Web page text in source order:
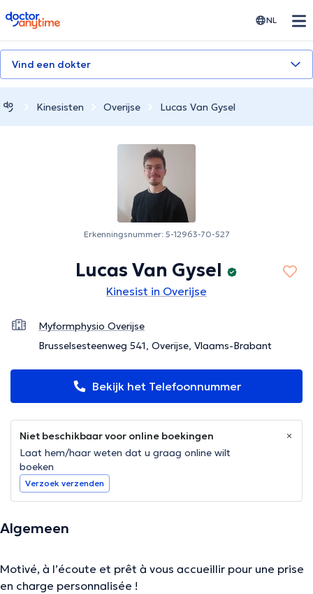
doctoranytime NL
Vind een dokter
Kinesisten Overijse Lucas Van Gysel
Erkenningsnummer: 5-12963-70-527
Lucas Van Gysel
Kinesist in Overijse
Myformphysio Overijse
Brusselsesteenweg 541, Overijse, Vlaams-Brabant
Bekijk het Telefoonnummer
Niet beschikbaar voor online boekingen
Laat hem/haar weten dat u graag online wilt
boeken
Verzoek verzenden
Algemeen
Motivé, à l’écoute et prêt à vous accueillir pour une prise
en charge personnalisée !